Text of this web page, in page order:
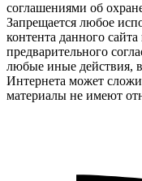
соглашениями об
Запрещается любое
контента данного
предварительного
любые иные действия, в
Интернета может
материалы не имеют